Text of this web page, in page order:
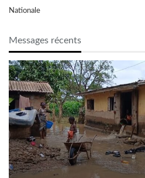
Nationale
Messages récents